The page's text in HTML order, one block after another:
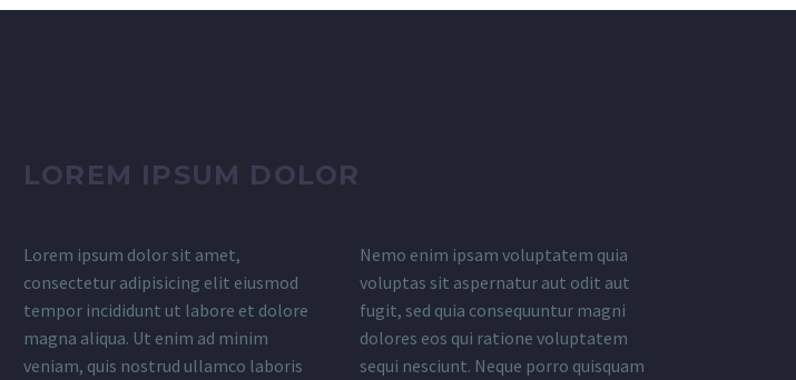
LOREM IPSUM DOLOR
Lorem ipsum dolor sit amet,
consectetur adipisicing elit eiusmod
tempor incididunt ut labore et dolore
magna aliqua. Ut enim ad minim
veniam, quis nostrud ullamco laboris
Nemo enim ipsam voluptatem quia
voluptas sit aspernatur aut odit aut
fugit, sed quia consequuntur magni
dolores eos qui ratione voluptatem
sequi nesciunt. Neque porro quisquam